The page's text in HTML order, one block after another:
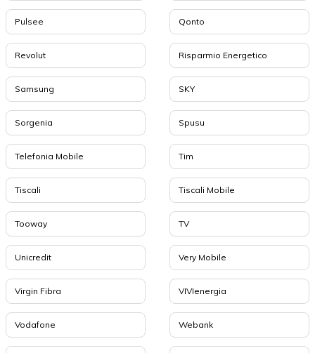
Pulsee Qonto
Revolut Risparmio Energetico
Samsung SKY
Sorgenia Spusu
Telefonia Mobile Tim
Tiscali Tiscali Mobile
Tooway TV
Unicredit Very Mobile
Virgin Fibra VIVIenergia
Vodafone Webank